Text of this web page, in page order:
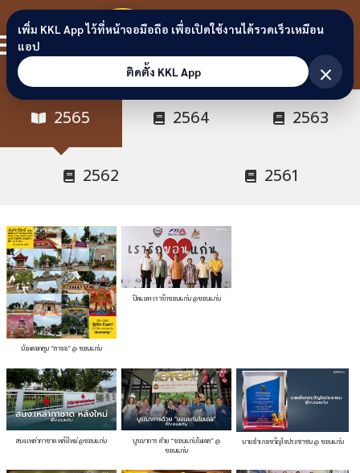
Skip to content
ขอนแก่น
ลิงก์
2565 2564 2563
2562 2561
น้องดอกคูน “ลาจอ” @ ขอนแก่น
ปิดแมท-เรารักขอนแก่น @ขอนแก่น
สนง.เหล่ากาชาด หลังใหม่ @ขอนแก่น
บูรณาการ ด้วย “ขอนแก่นโมเดล” @
ขอนแก่น
นายอำเภอขวัญใจประชาชน @ ขอนแก่น
เพิ่ม KKL App ไว้ที่หน้าจอมือถือ เพื่อเปิดใช้งานได้รวดเร็วเหมือน
แอป
ติดตั้ง KKL App
×